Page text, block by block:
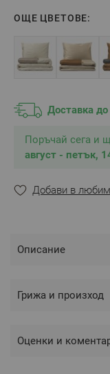
Пликът за
комплекта
Перете и
температура,
Произведено в
Цвят: Светло
Размери:
Калъфка – 50 х
разминаване в
ОЩЕ ЦВЕТОВЕ:
Доставка
Поръчай сега и
август - петък,
Добави в
Описание
Грижа и произход
Оценки и